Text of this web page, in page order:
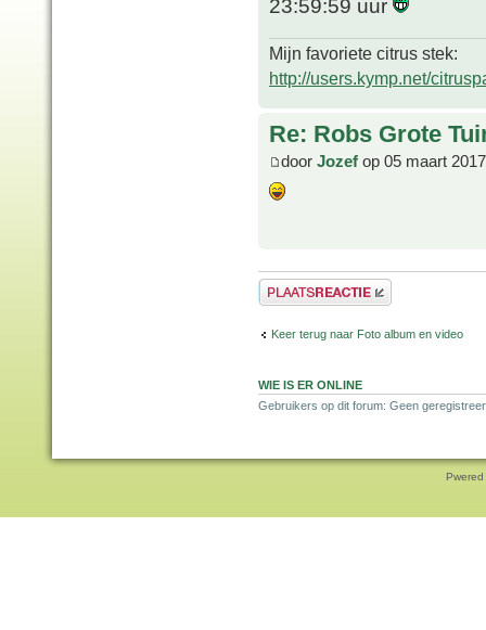
23:59:59 uur
Mijn favoriete citrus stek:
http://users.kymp.net/
Re: Robs Grote
door Jozef op 05 maart
Plaats een reactie
Keer terug naar Foto album en video
WIE IS ER ONLINE
Gebruikers op dit forum: Geen